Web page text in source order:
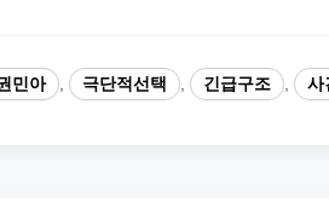
민아 , 극단적선택 , 긴급구조 , 사